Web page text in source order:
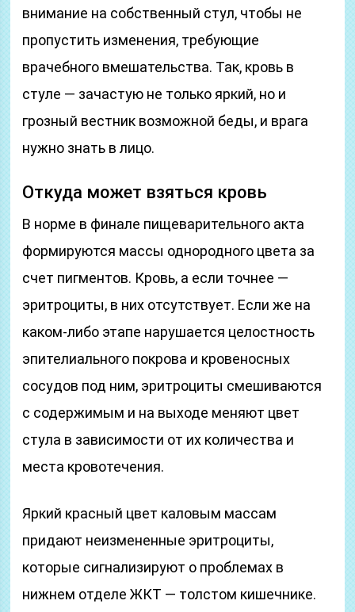
внимание на собственный стул, чтобы не
пропустить изменения, требующие
врачебного вмешательства. Так, кровь в
стуле — зачастую не только яркий, но и
грозный вестник возможной беды, и врага
нужно знать в лицо.
Откуда может взяться кровь
В норме в финале пищеварительного акта
формируются массы однородного цвета за
счет пигментов. Кровь, а если точнее —
эритроциты, в них отсутствует. Если же на
каком-либо этапе нарушается целостность
эпителиального покрова и кровеносных
сосудов под ним, эритроциты смешиваются
с содержимым и на выходе меняют цвет
стула в зависимости от их количества и
места кровотечения.
Яркий красный цвет каловым массам
придают неизмененные эритроциты,
которые сигнализируют о проблемах в
нижнем отделе ЖКТ — толстом кишечнике.